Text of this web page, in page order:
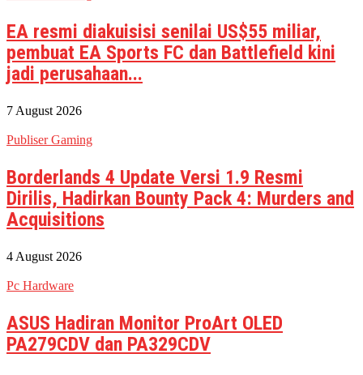
EA resmi diakuisisi senilai US$55 miliar,
pembuat EA Sports FC dan Battlefield kini
jadi perusahaan...
7 August 2026
Publiser Gaming
Borderlands 4 Update Versi 1.9 Resmi
Dirilis, Hadirkan Bounty Pack 4: Murders and
Acquisitions
4 August 2026
Pc Hardware
ASUS Hadiran Monitor ProArt OLED
PA279CDV dan PA329CDV